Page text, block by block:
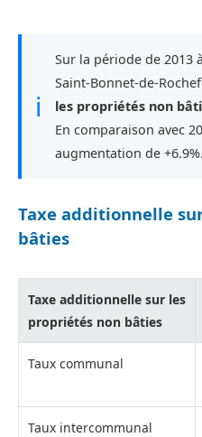
ℹ
Sur la période de 2013
Saint-Bonnet-de-
les propriétés non
En comparaison avec
augmentation de +6.9%.
Taxe additionnelle
bâties
Taxe additionnelle sur les
propriétés non bâties
Taux communal
Taux intercommunal